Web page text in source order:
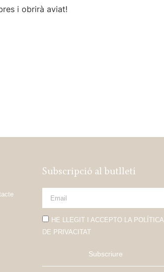
i obrirà aviat!
Subscripció al butlletí
HE LLEGIT I ACCEPTO LA POLÍTICA
DE PRIVACITAT
Subscriure